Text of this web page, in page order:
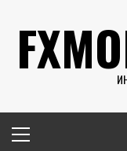
содержимому
меню